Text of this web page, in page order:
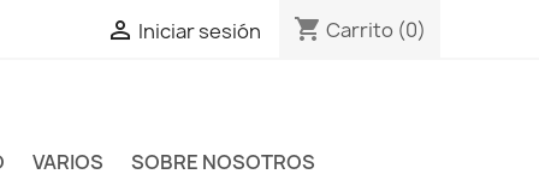
 Iniciar sesión shopping_cart Carrito (0)
VARIOS SOBRE NOSOTROS